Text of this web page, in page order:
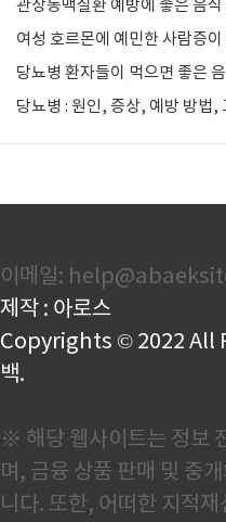
이메일:
제작 : 아로스
Copyrights © 2022 All
백.
※ 해당 웹사이트는 정보
며, 금융 상품 판매 및 중
니다. 또한, 어떠한 지적